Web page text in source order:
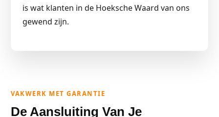
is wat klanten in de Hoeksche Waard van ons
gewend zijn.
VAKWERK MET GARANTIE
De Aansluiting Van Je